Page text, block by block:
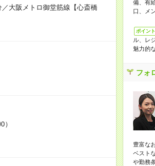
大阪メトロ御堂筋線【心斎橋
備、有
口、メ
ポイント
ル、レ
魅力的
フォ
豊富な
ベスト
や勤務